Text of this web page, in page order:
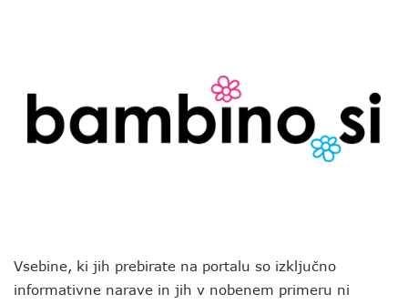
Vsebine, ki jih prebirate na portalu so izključno
informativne narave in jih v nobenem primeru ni